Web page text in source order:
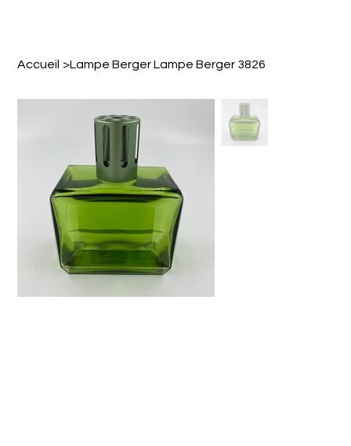
Accueil >Lampe Berger Lampe Berger 3826